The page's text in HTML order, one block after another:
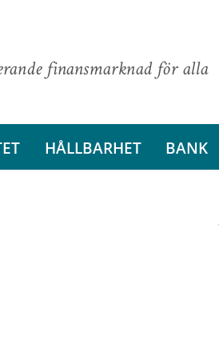
finansmarknad för alla
HÅLLBARHET BANK